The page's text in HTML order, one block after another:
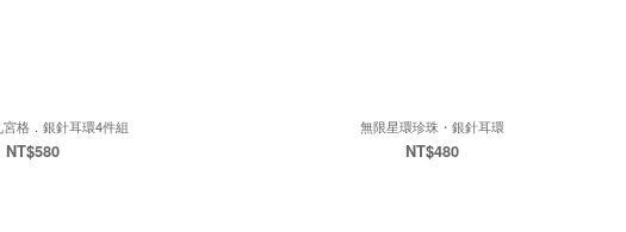
格．銀針耳環4件組
NT$580
無限星環珍珠・銀針耳環
NT$480